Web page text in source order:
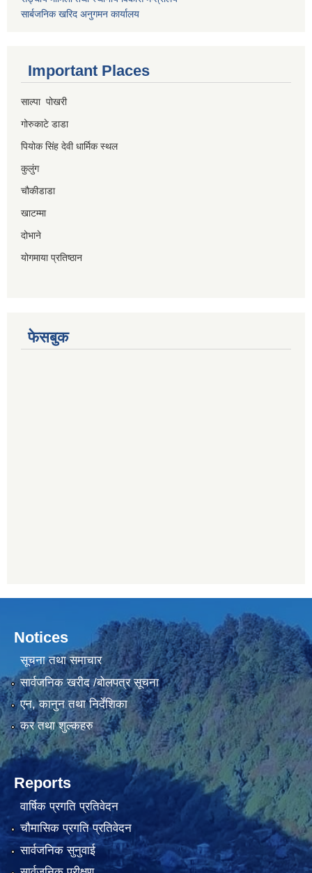
सार्बजनिक खरिद अनुगमन कार्यालय
Important Places
साल्पा पोखरी
गोरुकाटे डाडा
पियोक सिंह देवी धार्मिक स्थल
कुलुंग
चौकीडाडा
खाटम्मा
दोभाने
योगमाया प्रतिष्ठान
फेसबुक
Notices
सूचना तथा समाचार
सार्वजनिक खरीद /बोलपत्र सूचना
एन, कानुन तथा निर्देशिका
कर तथा शुल्कहरु
Reports
वार्षिक प्रगति प्रतिवेदन
चौमासिक प्रगति प्रतिवेदन
सार्वजनिक सुनुवाई